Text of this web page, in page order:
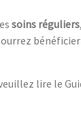
soins réguliers
bénéficier
lire le